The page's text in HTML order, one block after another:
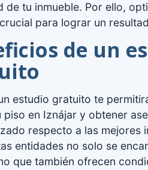
de tu inmueble. Por ello,
para lograr un
de un
estudio gratuito te
piso en Iznájar y obtener
respecto a las mejores
entidades no solo se
que también ofrecen